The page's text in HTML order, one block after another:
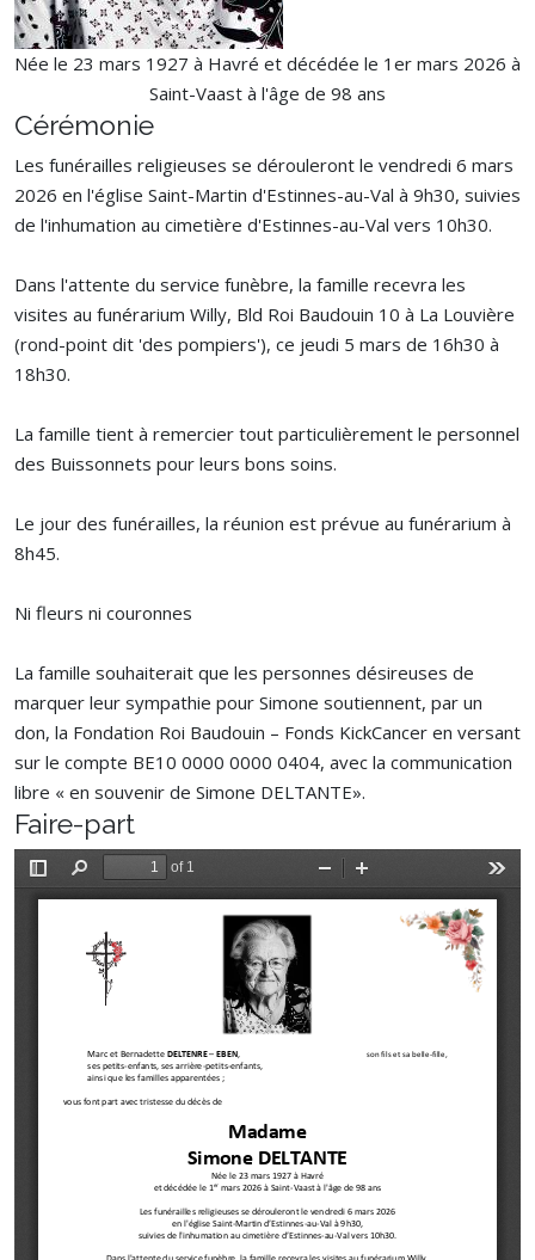
Née le 23 mars 1927 à Havré et décédée le 1er mars 2026 à
Saint-Vaast à l'âge de 98 ans
Cérémonie
Les funérailles religieuses se dérouleront le vendredi 6 mars
2026 en l'église Saint-Martin d'Estinnes-au-Val à 9h30, suivies
de l'inhumation au cimetière d'Estinnes-au-Val vers 10h30.
Dans l'attente du service funèbre, la famille recevra les
visites au funérarium Willy, Bld Roi Baudouin 10 à La Louvière
(rond-point dit 'des pompiers'), ce jeudi 5 mars de 16h30 à
18h30.
La famille tient à remercier tout particulièrement le personnel
des Buissonnets pour leurs bons soins.
Le jour des funérailles, la réunion est prévue au funérarium à
8h45.
Ni fleurs ni couronnes
La famille souhaiterait que les personnes désireuses de
marquer leur sympathie pour Simone soutiennent, par un
don, la Fondation Roi Baudouin – Fonds KickCancer en versant
sur le compte BE10 0000 0000 0404, avec la communication
libre « en souvenir de Simone DELTANTE».
Faire-part